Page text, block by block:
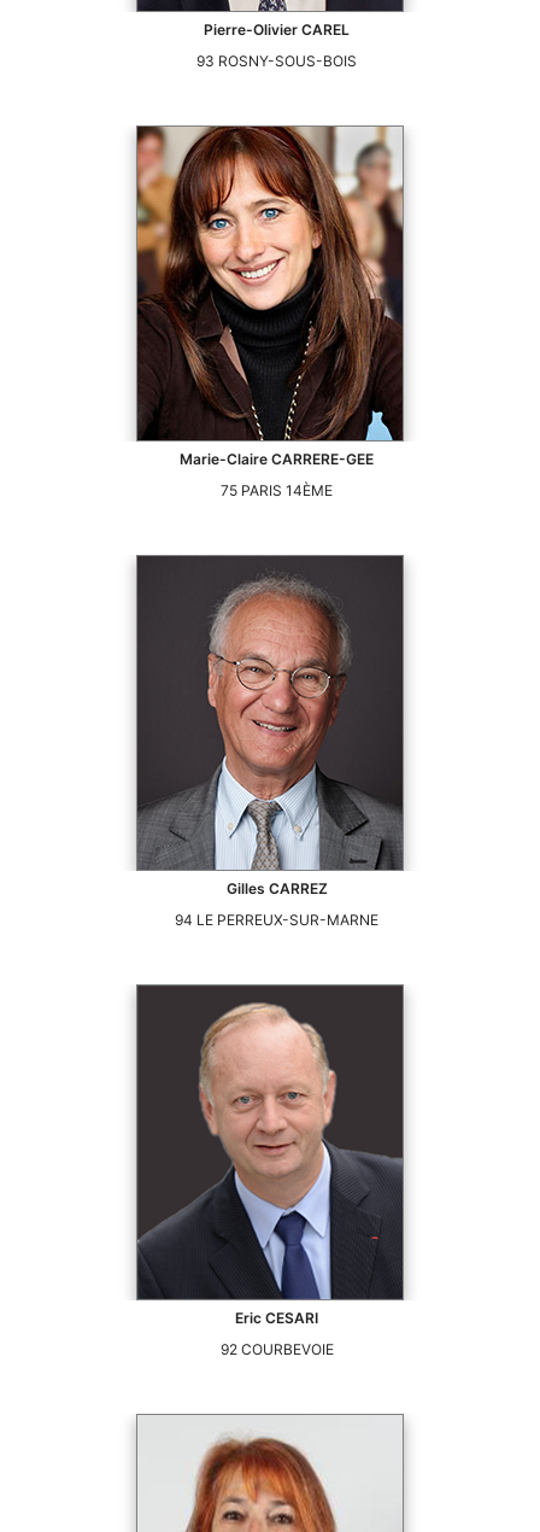
Pierre-Olivier CAREL
93 ROSNY-SOUS-BOIS
Marie-Claire CARRERE-GEE
75 PARIS 14ÈME
Gilles CARREZ
94 LE PERREUX-SUR-MARNE
Eric CESARI
92 COURBEVOIE